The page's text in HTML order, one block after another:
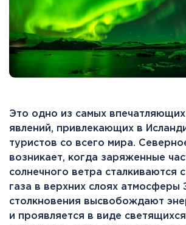
Это одно из самых
явлений, привлекающих в
туристов со всего мира.
возникает, когда заряженные
солнечного ветра сталкиваются
газа в верхних слоях атмосферы
столкновения высвобождают
и проявляется в виде